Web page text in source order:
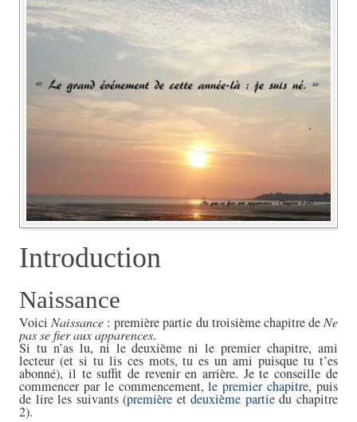
Introduction
Naissance
VoiciNaissance : première partie du troisième chapitre de Ne
pas se fier aux apparences.
Si tu n’as lu, ni le deuxième ni le premier chapitre, ami
lecteur (et si tu lis ces mots, tu es un ami puisque tu t’es
abonné), il te suffit de revenir en arrière. Je te conseille de
commencer par le commencement,le premier chapitre, puis
de lire les suivants (première etdeuxième partiedu chapitre
2).